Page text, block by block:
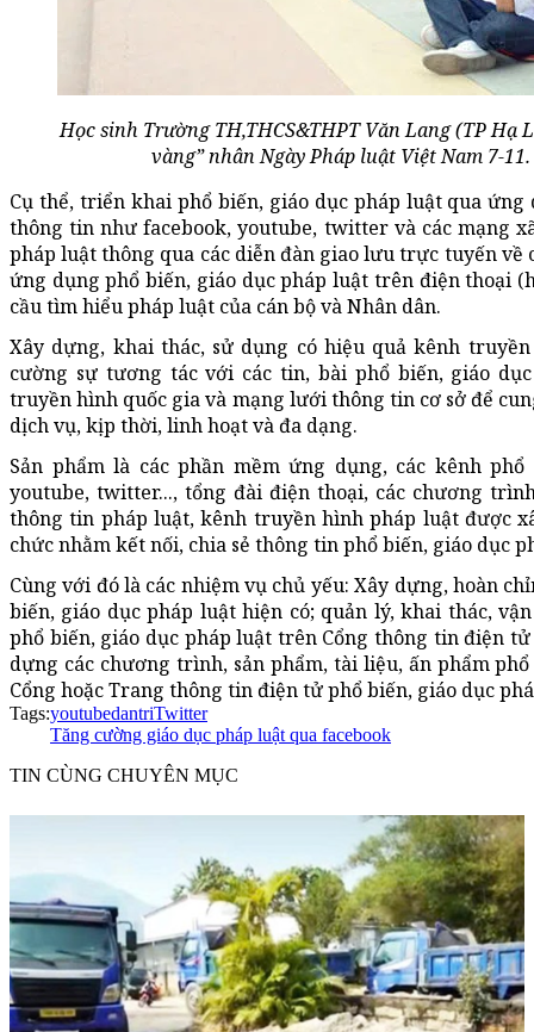
Học sinh Trường TH,THCS&THPT Văn Lang (TP Hạ
vàng” nhân Ngày Pháp luật Việt Nam 7-
Cụ thể, triển khai phổ biến, giáo dục pháp luật qua
thông tin như facebook, youtube, twitter và các mạng
pháp luật thông qua các diễn đàn giao lưu trực tuyến về
ứng dụng phổ biến, giáo dục pháp luật trên điện thoại
cầu tìm hiểu pháp luật của cán bộ và Nhân dân.
Xây dựng, khai thác, sử dụng có hiệu quả kênh
cường sự tương tác với các tin, bài phổ biến, giáo
truyền hình quốc gia và mạng lưới thông tin cơ sở để
dịch vụ, kịp thời, linh hoạt và đa dạng.
Sản phẩm là các phần mềm ứng dụng, các kênh
youtube, twitter..., tổng đài điện thoại, các chương
thông tin pháp luật, kênh truyền hình pháp luật được
chức nhằm kết nối, chia sẻ thông tin phổ biến, giáo dục
Cùng với đó là các nhiệm vụ chủ yếu: Xây dựng, hoàn
biến, giáo dục pháp luật hiện có; quản lý, khai thác,
phổ biến, giáo dục pháp luật trên Cổng thông tin điện
dựng các chương trình, sản phẩm, tài liệu, ấn phẩm
Cổng hoặc Trang thông tin điện tử phổ biến, giáo dục
Tags:youtubedantriTwitter
Tăng cường giáo dục pháp luật qua facebook
TIN CÙNG CHUYÊN MỤC